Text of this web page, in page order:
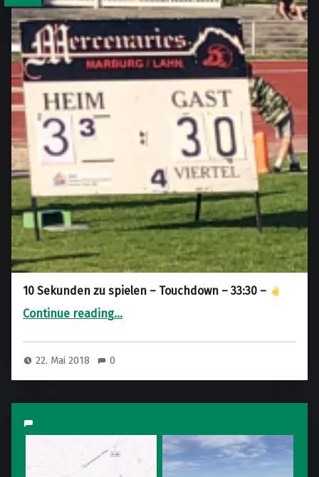
10 Sekunden zu spielen – Touchdown – 33:30 –
Continue reading“10 Sekunden zu spielen – Touchdown – 33:30 –
”
…
22. Mai 2018 0
M